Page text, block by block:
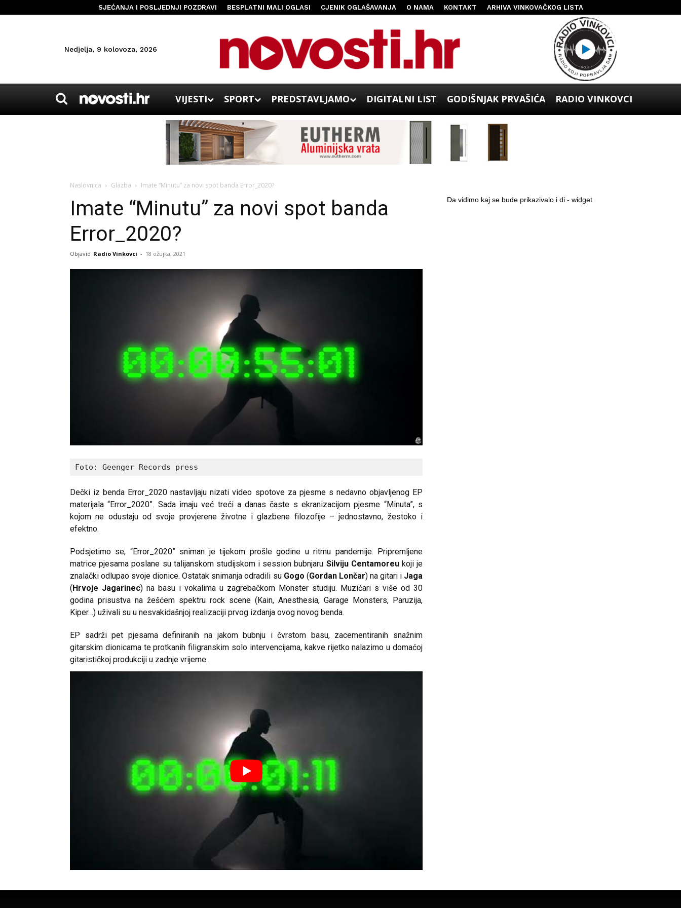
SJEĆANJA I POSLJEDNJI POZDRAVI BESPLATNI MALI OGLASI CJENIK OGLAŠAVANJA O NAMA KONTAKT ARHIVA VINKOVAČKOG LISTA
Nedjelja, 9 kolovoza, 2026
VIJESTI SPORT PREDSTAVLJAMO DIGITALNI LIST GODIŠNJAK PRVAŠIĆA RADIO VINKOVCI
Naslovnica Glazba Imate “Minutu” za novi spot banda Error_2020?
Imate “Minutu” za novi spot banda
Error_2020?
Objavio Radio Vinkovci - 18 ožujka, 2021
Foto: Geenger Records press
Dečki iz benda Error_2020 nastavljaju nizati video spotove za pjesme s nedavno objavljenog EP
materijala “Error_2020”. Sada imaju već treći a danas časte s ekranizacijom pjesme “Minuta”, s
kojom ne odustaju od svoje provjerene životne i glazbene filozofije – jednostavno, žestoko i
efektno.
Podsjetimo se, “Error_2020” sniman je tijekom prošle godine u ritmu pandemije. Pripremljene
matrice pjesama poslane su talijanskom studijskom i session bubnjaru Silviju Centamoreukoji je
znalački odlupao svoje dionice. Ostatak snimanja odradili su Gogo (Gordan Lončar) na gitari i Jaga
( Hrvoje Jagarinec) na basu i vokalima u zagrebačkom Monster studiju. Muzičari s više od 30
godina prisustva na žešćem spektru rock scene (Kain, Anesthesia, Garage Monsters, Paruzija,
Kiper…) uživali su u nesvakidašnjoj realizaciji prvog izdanja ovog novog benda.
EP sadrži pet pjesama definiranih na jakom bubnju i čvrstom basu, zacementiranih snažnim
gitarskim dionicama te protkanih filigranskim solo intervencijama, kakve rijetko nalazimo u domaćoj
gitarističkoj produkciji u zadnje vrijeme.
Da vidimo kaj se bude prikazivalo i di - widget